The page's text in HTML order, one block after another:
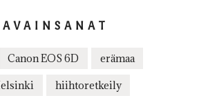
Canon EOS 6D erämaa
hiihtoretkeily